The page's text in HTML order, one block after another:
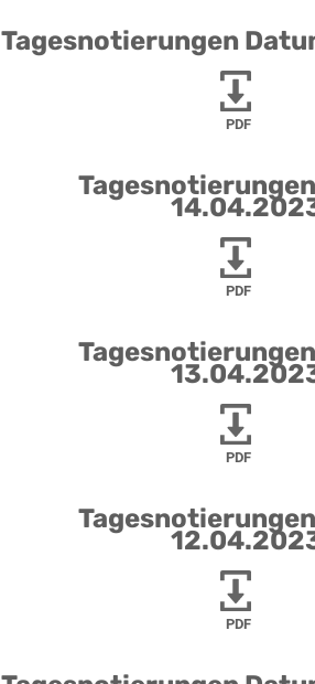
Tagesnotierungen
PDF
PDF
PDF
PDF